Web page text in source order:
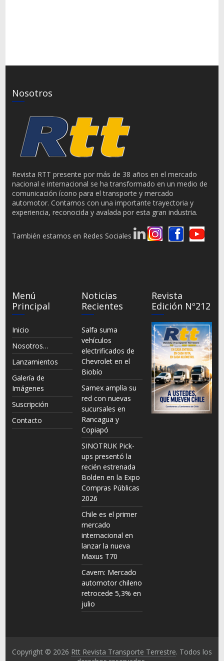
Nosotros
Revista RTT presente por más de 38 años en el mercado
nacional e internacional se ha transformado en un medio de
comunicación ícono para el transporte y mercado
automotor. Contamos con una importante trayectoria y
experiencia, reconocida y avalada por esta gran industria.
También estamos en Redes Sociales
Menú
Principal
Inicio
Nosotros…
Lanzamientos
Galería de
Imágenes
Suscripción
Contacto
Noticias
Recientes
Salfa suma
vehículos
electrificados de
Chevrolet en el
Biobío
Samex amplía su
red con nuevas
sucursales en
Rancagua y
Copiapó
SINOTRUK Pick-
ups presentó la
recién estrenada
Bolden en la Expo
Compras Públicas
2026
Chile es el primer
mercado
internacional en
lanzar la nueva
Maxus T70
Cavem: Mercado
automotor chileno
retrocede 5,3% en
julio
Revista
Edición Nº212
Copyright © 2026 Rtt Revista Transporte Terrestre. Todos los